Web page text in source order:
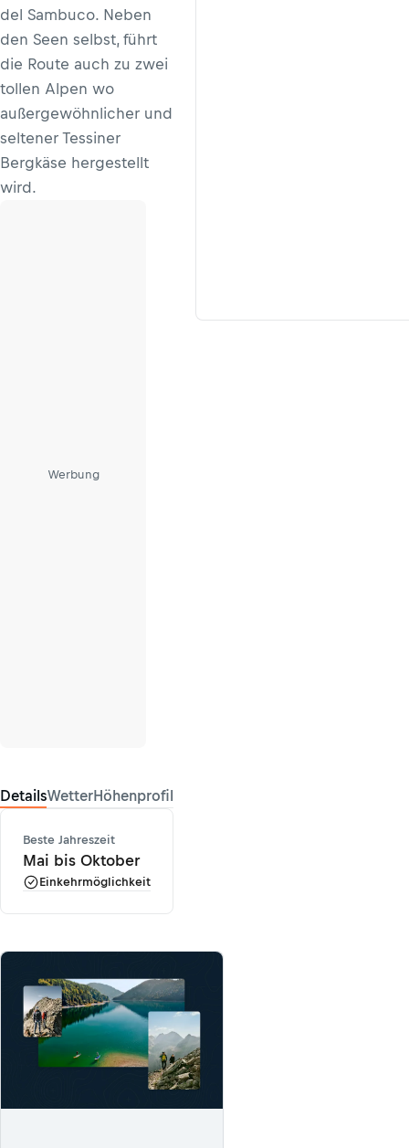
del Sambuco. Neben
den Seen selbst, führt
die Route auch zu zwei
tollen Alpen wo
außergewöhnlicher und
seltener Tessiner
Bergkäse hergestellt
wird.
Werbung
DetailsWetterHöhenprofil
Beste Jahreszeit
Mai bis Oktober
Einkehrmöglichkeit